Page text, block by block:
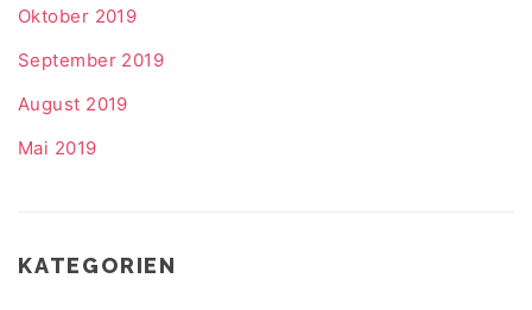
Oktober 2019
September 2019
August 2019
Mai 2019
KATEGORIEN